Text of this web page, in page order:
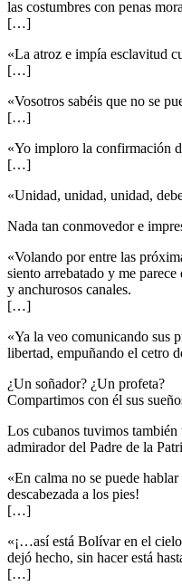
las costumbres con penas
[…]
«La atroz e impía esclavitud
[…]
«Vosotros sabéis que no se
[…]
«Yo imploro la confirmación
[…]
«Unidad, unidad, unidad,
Nada tan conmovedor e
«Volando por entre las
siento arrebatado y me
y anchurosos canales.
[…]
«Ya la veo comunicando sus
libertad, empuñando el cetro
¿Un soñador? ¿Un profeta?
Compartimos con él sus
Los cubanos tuvimos
admirador del Padre de la
«En calma no se puede
descabezada a los pies!
[…]
«¡…así está Bolívar en el
dejó hecho, sin hacer está
[…]